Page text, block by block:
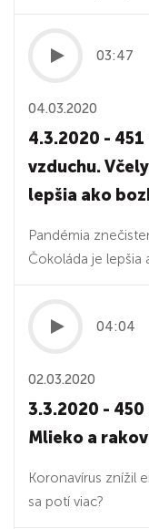
03:47
04.03.2020
4.3.2020 -
vzduchu.
lepšia ako
Pandémia
Čokoláda je lepšia
04:04
02.03.2020
3.3.2020 -
Mlieko a
Koronavírus znížil
sa potí viac?